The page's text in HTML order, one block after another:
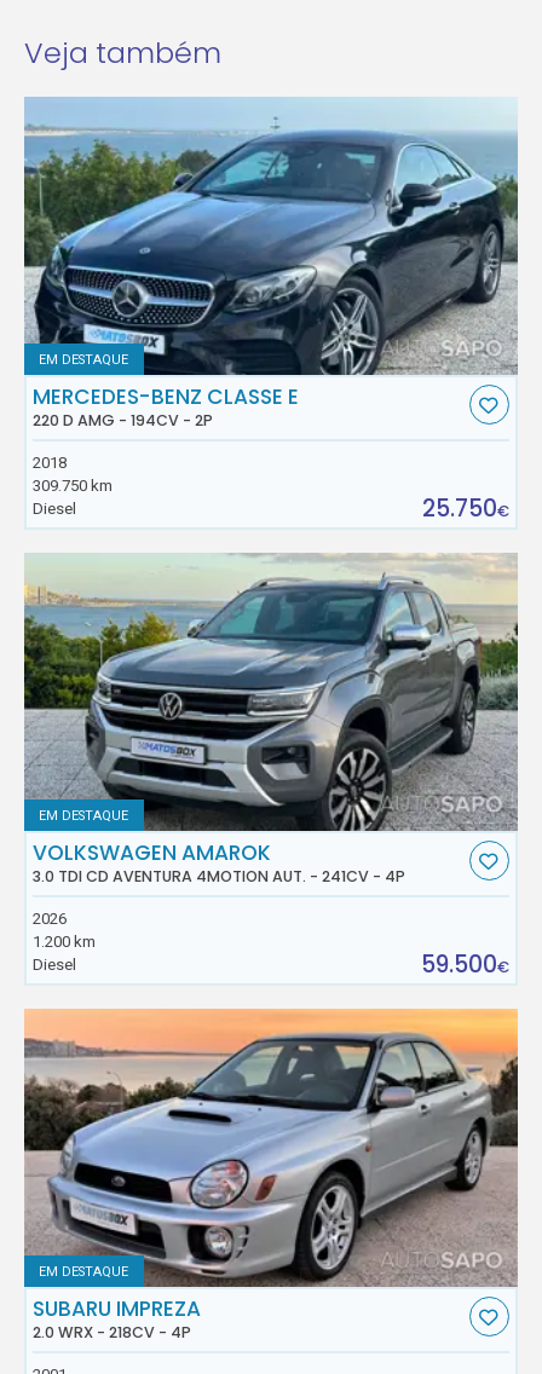
Veja também
EM DESTAQUE
MERCEDES-BENZ CLASSE E
220 D AMG - 194CV - 2P
2018
309.750 km
Diesel
25.750€
EM DESTAQUE
VOLKSWAGEN AMAROK
3.0 TDI CD AVENTURA 4MOTION AUT. - 241CV - 4P
2026
1.200 km
Diesel
59.500€
EM DESTAQUE
SUBARU IMPREZA
2.0 WRX - 218CV - 4P